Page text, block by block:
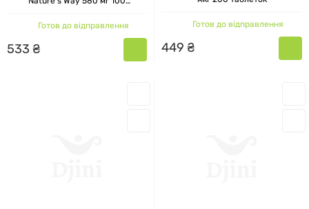
Готов до відправлення
533 ₴
Готов до відправлення
449 ₴